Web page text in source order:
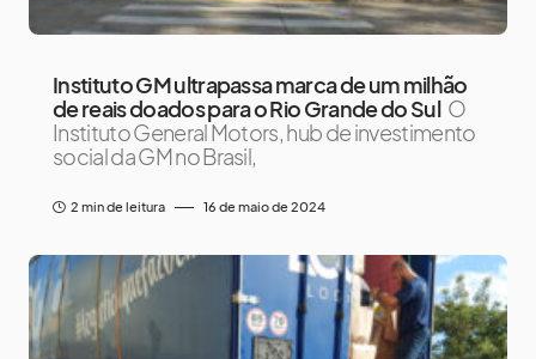
Instituto GM ultrapassa marca de um milhão
de reais doados para o Rio Grande do Sul O
Instituto General Motors, hub de investimento
social da GM no Brasil,
2 min de leitura 16 de maio de 2024